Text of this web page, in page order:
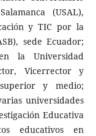
(USAL),
y TIC por la
sede Ecuador;
la Universidad
Vicerrector y
y medio;
universidades
Educativa
educativos en